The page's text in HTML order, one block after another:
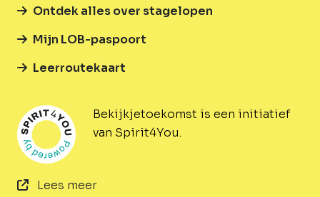
Bekijkjetoekomst is een initiatief
van Spirit4You.
Lees meer
Ontdek alles over stagelopen
Mijn LOB-paspoort
Leerroutekaart